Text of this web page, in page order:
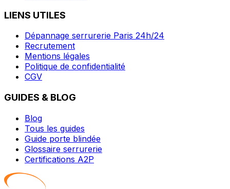
LIENS UTILES
Dépannage serrurerie Paris 24h/24
Recrutement
Mentions légales
Politique de confidentialité
CGV
GUIDES & BLOG
Blog
Tous les guides
Guide porte blindée
Glossaire serrurerie
Certifications A2P